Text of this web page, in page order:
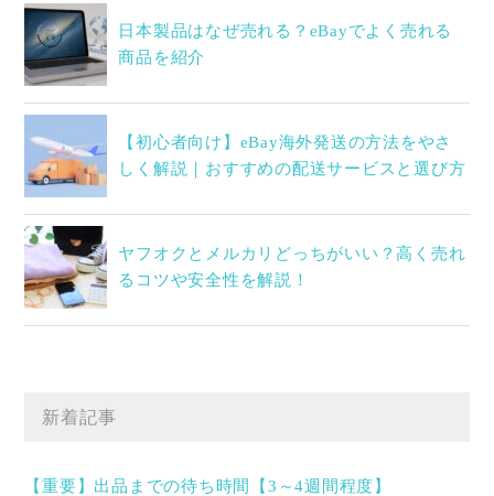
日本製品はなぜ売れる？eBayでよく売れる
商品を紹介
【初心者向け】eBay海外発送の方法をやさ
しく解説｜おすすめの配送サービスと選び方
ヤフオクとメルカリどっちがいい？高く売れ
るコツや安全性を解説！
新着記事
【重要】出品までの待ち時間【3～4週間程度】